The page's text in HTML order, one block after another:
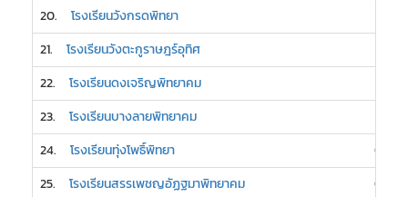
20. โรงเรียนวังกรดพิทยา
21. โรงเรียนวังตะกูราษฎร์อุทิศ
22. โรงเรียนดงเจริญพิทยาคม
23. โรงเรียนบางลายพิทยาคม
24. โรงเรียนทุ่งโพธิ์พิทยา
0
25. โรงเรียนสรรเพชญอัฏฐมาพิทยาคม
0